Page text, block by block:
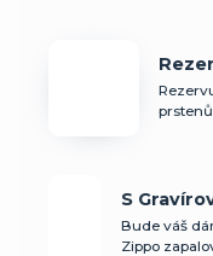
prstenů
S
Bude váš
Zippo